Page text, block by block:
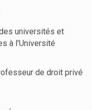
universités et
à l’Université
de droit privé